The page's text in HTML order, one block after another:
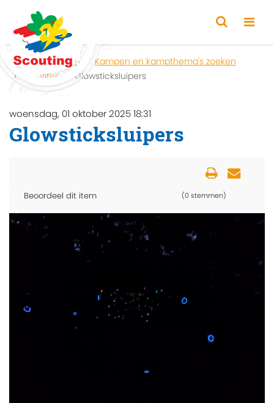
Home Zoeken
Kampen en kampthema's zoeken
Activiteit
Glowsticksluipers
woensdag, 01 oktober 2025 18:31
Glowsticksluipers
Beoordeel dit item (0 stemmen)